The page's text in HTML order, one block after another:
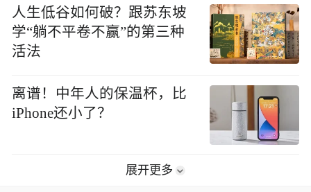
人生低谷如何破？跟苏东坡
学“躺不平卷不赢”的第三种
活法
离谱！中年人的保温杯，比
iPhone还小了？
展开更多